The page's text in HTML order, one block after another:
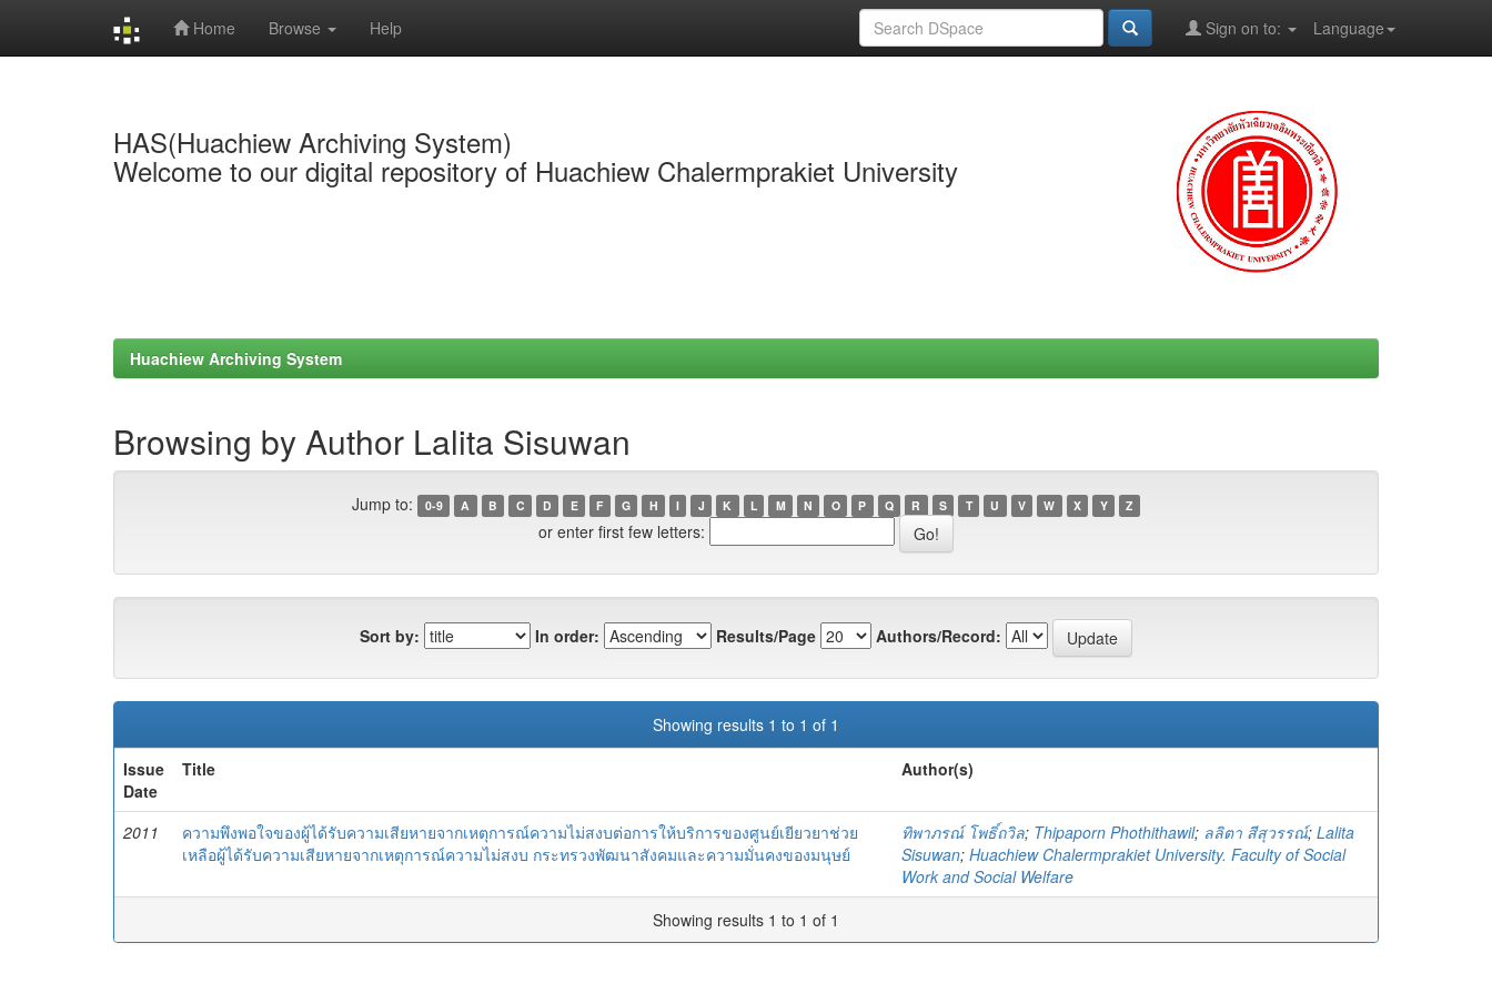
Home Browse Help Language
Sign on to:
HAS(Huachiew Archiving System)
Welcome to our digital repository of Huachiew Chalermprakiet University
Huachiew Archiving System
Browsing by Author Lalita Sisuwan
Jump to: 0-9 A B C D E F G H I J K L M N O P Q R S T U V W X Y Z
or enter first few letters:
Sort by: In order: Results/Page Authors/Record:
Showing results 1 to 1 of 1
Issue
Date
Title Author(s)
2011
ความพึงพอใจของผู้ได้รับความเสียหายจากเหตุการณ์ความไม่สงบต่อการให้บริการของศูนย์เยียวยาช่วย
เหลือผู้ได้รับความเสียหายจากเหตุการณ์ความไม่สงบ กระทรวงพัฒนาสังคมและความมั่นคงของมนุษย์
ทิพาภรณ์ โพธิ์ถวิล; Thipaporn Phothithawil; ลลิตา สีสุวรรณ์; Lalita
Sisuwan; Huachiew Chalermprakiet University. Faculty of Social
Work and Social Welfare
Showing results 1 to 1 of 1